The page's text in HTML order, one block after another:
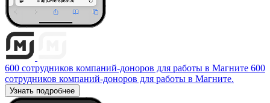
600 сотрудников компаний-доноров для работы в Магните 600
сотрудников компаний-доноров для работы в Магните.
Узнать подробнее